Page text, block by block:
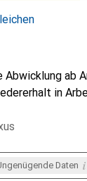
Abwicklung ab
in
Daten i